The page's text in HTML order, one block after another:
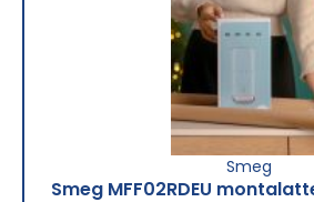
Smeg
Smeg MFF02RDEU